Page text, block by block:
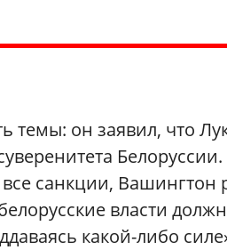
темы: он заявил, что
санкции, Вашингтон
власти
какой-либо